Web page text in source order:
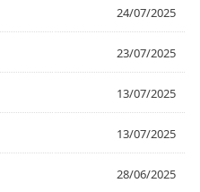
24/07/2025
23/07/2025
13/07/2025
13/07/2025
28/06/2025